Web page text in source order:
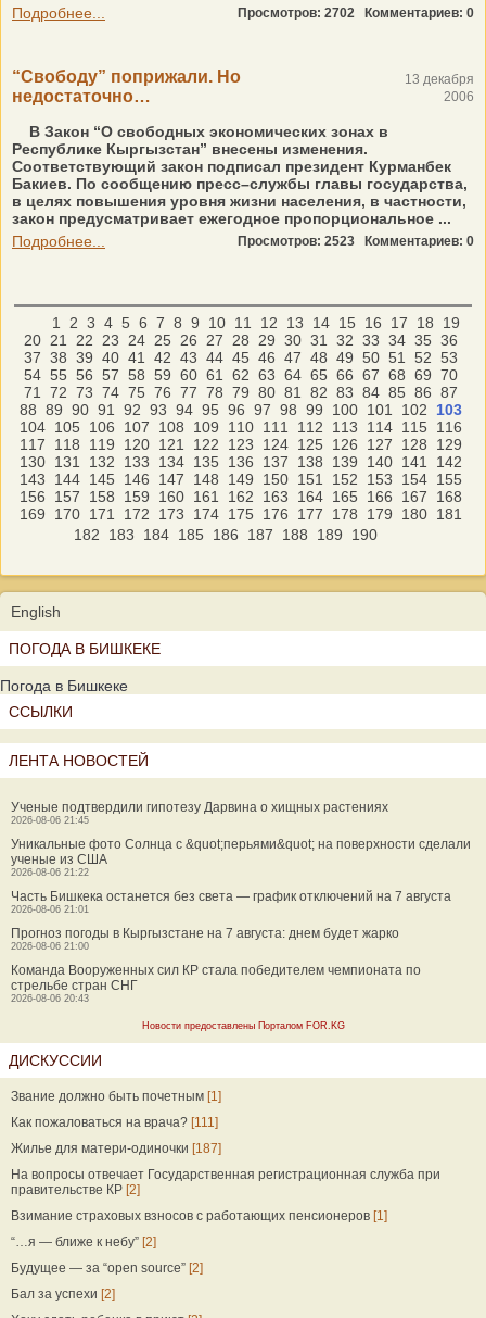
Подробнее...
Просмотров: 2702 Комментариев: 0
“Свободу” поприжали. Но
недостаточно…
13 декабря
2006
В Закон “О свободных экономических зонах в
Республике Кыргызстан” внесены изменения.
Соответствующий закон подписал президент Курманбек
Бакиев. По сообщению пресс–службы главы государства,
в целях повышения уровня жизни населения, в частности,
закон предусматривает ежегодное пропорциональное ...
Подробнее...
Просмотров: 2523 Комментариев: 0
1 2 3 4 5 6 7 8 9 10 11 12 13 14 15 16 17 18
19
20 21 22 23 24 25 26 27 28 29 30 31 32 33 34 35 36
37 38 39 40 41 42 43 44 45 46 47 48 49 50 51 52 53
54 55 56 57 58 59 60 61 62 63 64 65 66 67 68 69 70
71
72 73 74 75 76 77 78 79 80 81 82 83 84 85 86 87
88 89 90 91 92 93 94 95 96 97 98 99 100 101 102
103
104 105 106 107 108 109 110 111 112 113 114 115
116
117
118 119 120 121 122 123 124 125 126 127 128
129
130 131 132 133 134 135 136 137 138 139 140 141
142
143
144 145 146 147 148 149 150 151 152 153 154 155
156
157 158 159 160 161 162 163 164 165 166 167
168
169
170 171 172 173 174 175 176 177 178 179 180 181
182
183 184 185 186 187 188 189 190
English
ПОГОДА В БИШКЕКЕ
Погода в Бишкеке
ССЫЛКИ
ЛЕНТА НОВОСТЕЙ
Ученые подтвердили гипотезу Дарвина о хищных растениях
2026-08-06 21:45
Уникальные фото Солнца с &quot;перьями&quot; на поверхности сделали
ученые из США
2026-08-06 21:22
Часть Бишкека останется без света — график отключений на 7 августа
2026-08-06 21:01
Прогноз погоды в Кыргызстане на 7 августа: днем будет жарко
2026-08-06 21:00
Команда Вооруженных сил КР стала победителем чемпионата по
стрельбе стран СНГ
2026-08-06 20:43
Новости предоставлены Порталом FOR.KG
ДИСКУССИИ
Звание должно быть почетным [1]
Как пожаловаться на врача? [111]
Жилье для матери-одиночки [187]
На вопросы отвечает Государственная регистрационная служба при
правительстве КР [2]
Взимание страховых взносов с работающих пенсионеров [1]
“…я — ближе к небу” [2]
Будущее — за “open source” [2]
Бал за успехи [2]